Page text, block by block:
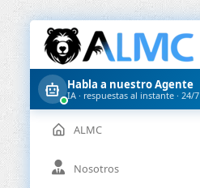
Habla a nuestro Agente
IA · respuestas al instante · 24/7
ALMC
Nosotros